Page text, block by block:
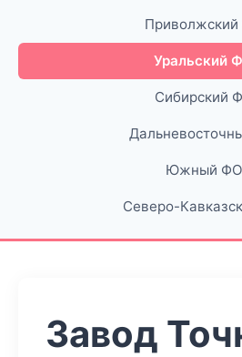
Уральский
Сибирский
Южный ФО
Северо-
Завод